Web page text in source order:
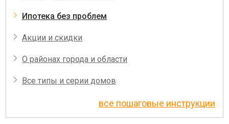
Ипотека без проблем
Акции и скидки
О районах города и области
Все типы и серии домов
все пошаговые инструкции